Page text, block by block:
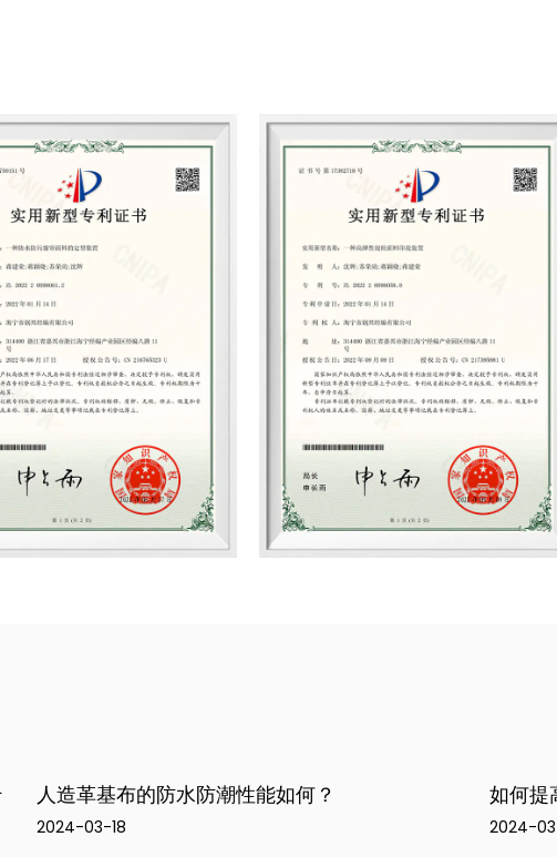
如何提高人造革基布的撕裂强度？
2024-03-13
如何
性能